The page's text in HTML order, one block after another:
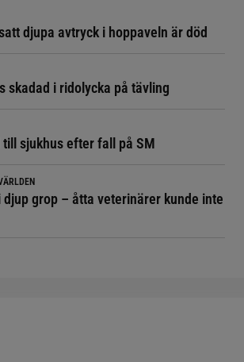
djupa avtryck i hoppaveln är död
skadad i ridolycka på tävling
sjukhus efter fall på SM
grop – åtta veterinärer kunde inte